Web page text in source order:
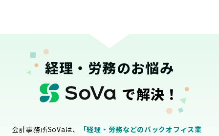
経理・労務のお悩み
で解決！
会計事務所SoVaは、
「経理・労務などのバックオフィス業